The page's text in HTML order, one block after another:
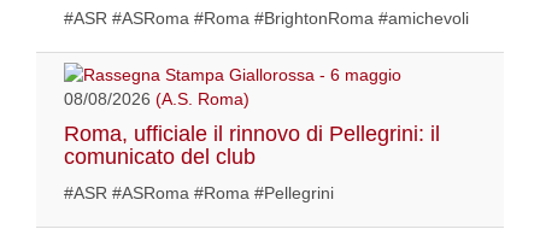
#ASR #ASRoma #Roma #BrightonRoma #amichevoli
08/08/2026 (A.S. Roma)
Roma, ufficiale il rinnovo di Pellegrini: il
comunicato del club
#ASR #ASRoma #Roma #Pellegrini